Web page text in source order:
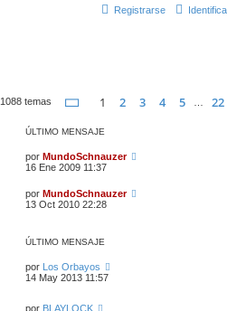
Registrarse
1088 temas Página1 de 22
1 2 3 4 5 22
ÚLTIMO MENSAJE
por MundoSchnauzer
16 Ene 2009 11:37
por MundoSchnauzer
13 Oct 2010 22:28
ÚLTIMO MENSAJE
por Los Orbayos
14 May 2013 11:57
por BLAYLOCK